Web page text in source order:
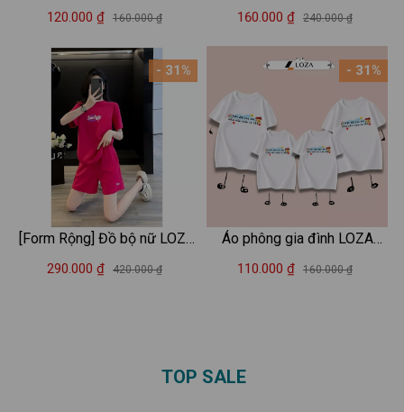
Tự Do, Việt Nam nón lá Loza
120.000 ₫ 160.000 ₫
- 31%
[Form Rộng] Đồ bộ nữ LOZA
I'm a Sucker chất liệu cotton
290.000 ₫ 420.000 ₫
𝐋𝐎𝐙𝐀 in chữ "Good Vibes"
160.000 ₫ 240.000 ₫
- 31%
Áo phông gia đình LOZA
KIDS 'Vật đổi sao dời nhà110.000 ₫ 160.000 ₫
TOP SALE